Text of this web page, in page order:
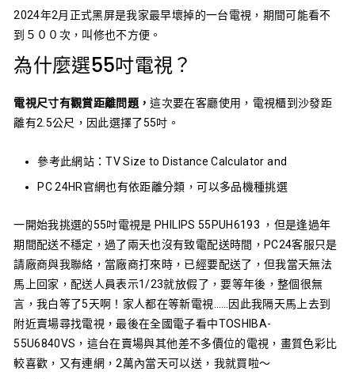
2024年2月正式黑屏是我家最早壞掉的一台電視，期間可能看不
到５００次，叫修也不方便。
為什麼選55吋電視？
電視尺寸有觀賞距離問題，這次要在客廳使用，電視櫃到沙發距
離有2.5公尺，因此選擇了55吋。
參考此網站：TV Size to Distance Calculator and
PC 24HR官網也有依距離分類，可以多品機種挑選
一開始我挑選的55吋電視是 PHILIPS 55PUH6193 ，但是逢過年
期間配送不穩定，過了兩天也沒有致電配送時間，PC24客服只是
請廠商與我聯絡，當廠商打來時，已經要配送了，但我當天無法
馬上回家，配送人員表示1/23就放假了，要等年後，整個很無
言，我白等了5天啊！家人都在等新電視……因此我隔天馬上去到
附近賣場尋找電視，最後在全國電子看中TOSHIBA-
55U6840VS，這台在賣場與其他差不多價位的電視，畫質色彩比
較喜歡，又有連網，2萬內當天可以送，我就買啦～